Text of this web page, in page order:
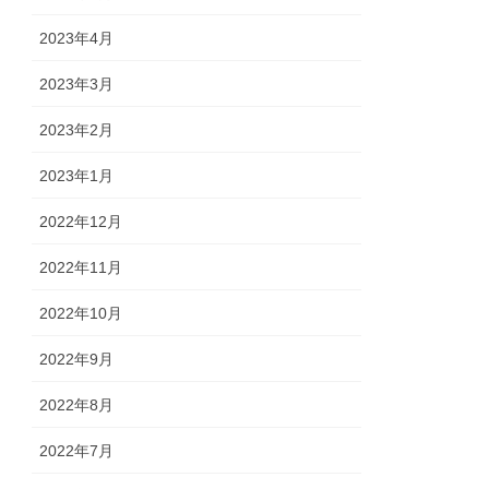
2023年4月
2023年3月
2023年2月
2023年1月
2022年12月
2022年11月
2022年10月
2022年9月
2022年8月
2022年7月